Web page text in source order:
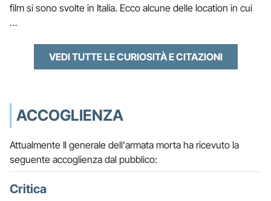
film si sono svolte in Italia. Ecco alcune delle location in cui
…
VEDI TUTTE LE CURIOSITÀ E CITAZIONI
ACCOGLIENZA
Attualmente Il generale dell'armata morta ha ricevuto la
seguente accoglienza dal pubblico:
Critica